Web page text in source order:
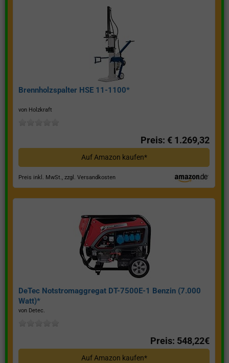
Brennholzspalter HSE 11-1100*
von Holzkraft
Preis: € 1.269,32
Auf Amazon kaufen*
Preis inkl. MwSt., zzgl. Versandkosten
DeTec Notstromaggregat DT-7500E-1 Benzin (7.000
Watt)*
von Detec.
Preis: 548,22€
Auf Amazon kaufen*